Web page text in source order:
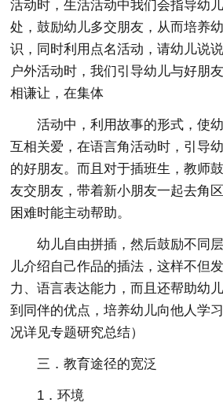
活动时，生活活动中我们会指导幼
处，鼓励幼儿多交朋友，从而培养
识，同时利用点名活动，请幼儿说
户外活动时，我们引导幼儿与好朋
相谦让，在集体
活动中，利用故事的形式，使
互相关爱，在语言角活动时，引导
的好朋友。而且对于插班生，教师
友交朋友，带着新小朋友一起去角
困难时能主动帮助。
幼儿自由拼插，然后鼓励不同
儿介绍自己作品的插法，这样不但
力、语言表达能力，而且还帮助幼
到同伴的优点，培养幼儿向他人学
况详见专题研究总结）
三．教育途径的宽泛
1．环境